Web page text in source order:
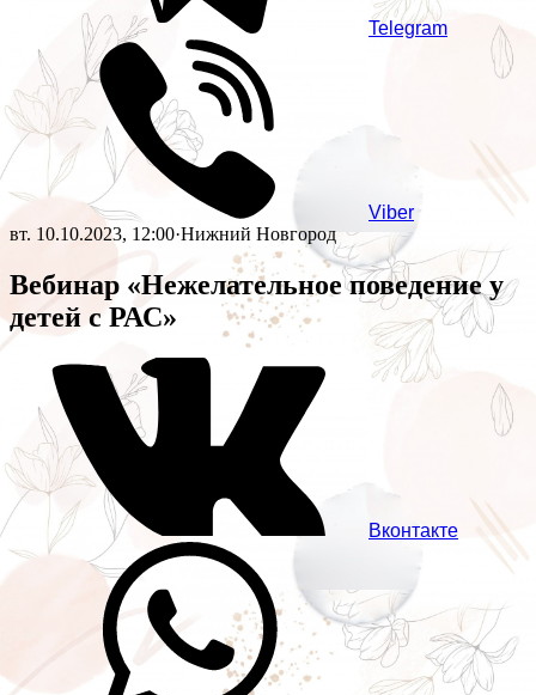
Telegram
Viber
вт. 10.10.2023, 12:00·Нижний Новгород
Вебинар «Нежелательное поведение у
детей с РАС»
Вконтакте